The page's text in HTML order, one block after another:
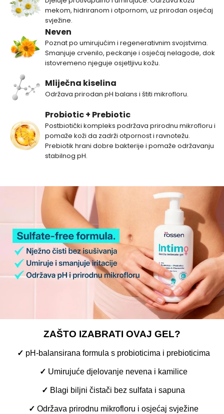
mekom, hidriranom i otpornom, uz prirodan osjećaj
svježine.
Neven
Poznat po umirujućim i regenerativnim svojstvima.
Smanjuje crvenilo, peckanje i osjećaj nelagode, dok
istovremeno njeguje osjetljivu kožu.
Mliječna kiselina
Održava prirodan pH balans i štiti mikrofloru.
Probiotic + Prebiotic
Postbiotički kompleks podržava prirodnu mikrofloru i
pomaže koži da zadrži otpornost i ravnotežu.
Prebiotik hrani dobre bakterije i pomaže održavanju
stabilnog pH.
ZAŠTO IZABRATI OVAJ GEL?
✓ pH-balansirana formula s probioticima i prebioticima
✓ Umirujuće djelovanje nevena i kamilice
✓ Blagi biljni čistači bez sulfata i sapuna
✓ Održava prirodnu mikrofloru i osjećaj svježine